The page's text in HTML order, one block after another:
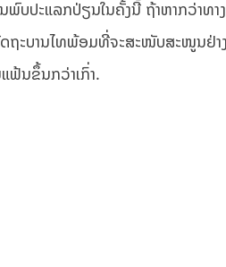
ພົບປະແລກປ່ຽນໃນຄັ້ງນີ້ ຖ້າຫາກວ່າທ
ດຖະບານໄທພ້ອມທີ່ຈະສະໜັບສະໜູນຢ່
ຟ້ນຂຶ້ນກວ່າເກົ່າ.